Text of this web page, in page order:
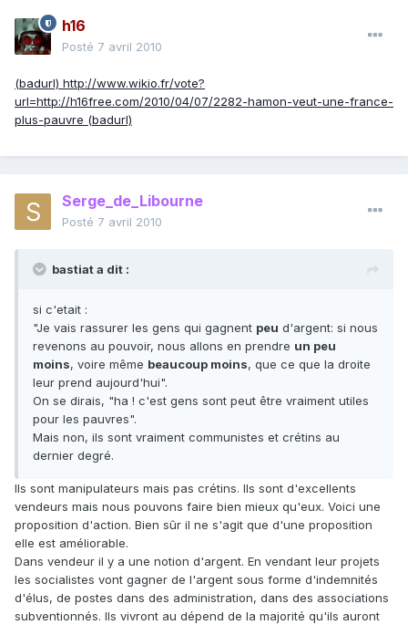
h16
Posté 7 avril 2010
(badurl) http://www.wikio.fr/vote?
url=http://h16free.com/2010/04/07/2282-hamon-veut-une-france-
plus-pauvre (badurl)
Serge_de_Libourne
Posté 7 avril 2010
bastiat a dit :
si c'etait :
"Je vais rassurer les gens qui gagnent peu d'argent: si nous
revenons au pouvoir, nous allons en prendre un peu
moins, voire même beaucoup moins, que ce que la droite
leur prend aujourd'hui".
On se dirais, "ha ! c'est gens sont peut être vraiment utiles
pour les pauvres".
Mais non, ils sont vraiment communistes et crétins au
dernier degré.
Ils sont manipulateurs mais pas crétins. Ils sont d'excellents
vendeurs mais nous pouvons faire bien mieux qu'eux. Voici une
proposition d'action. Bien sûr il ne s'agit que d'une proposition
elle est améliorable.
Dans vendeur il y a une notion d'argent. En vendant leur projets
les socialistes vont gagner de l'argent sous forme d'indemnités
d'élus, de postes dans des administration, dans des associations
subventionnés. Ils vivront au dépend de la majorité qu'ils auront